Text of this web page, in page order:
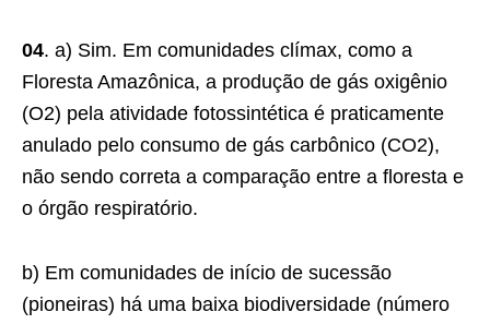
04. a) Sim. Em comunidades clímax, como a
Floresta Amazônica, a produção de gás oxigênio
(O2) pela atividade fotossintética é praticamente
anulado pelo consumo de gás carbônico (CO2),
não sendo correta a comparação entre a floresta e
o órgão respiratório.
b) Em comunidades de início de sucessão
(pioneiras) há uma baixa biodiversidade (número